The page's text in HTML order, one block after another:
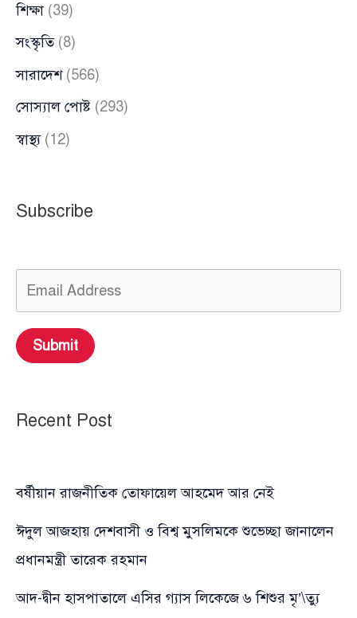
শিক্ষা (39)
সংস্কৃতি(8)
সারাদেশ(566)
সোস্যাল পোষ্ট (293)
স্বাস্থ্য(12)
Subscribe
Submit
Recent Post
বর্ষীয়ান রাজনীতিক তোফায়েল আহমেদ আর নেই
ঈদুল আজহায় দেশবাসী ও বিশ্ব মুসলিমকে শুভেচ্ছা জানালেন
প্রধানমন্ত্রী তারেক রহমান
আদ-দ্বীন হাসপাতালে এসির গ্যাস লিকেজে ৬ শিশুর মৃ’\ত্যু